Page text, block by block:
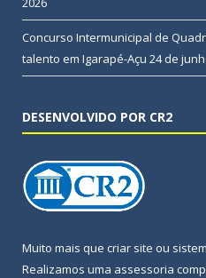
Concurso Intermunicipal de
talento em Igarapé-Açu 24 de
DESENVOLVIDO POR CR2
Muito mais que criar site ou
Realizamos uma assessoria